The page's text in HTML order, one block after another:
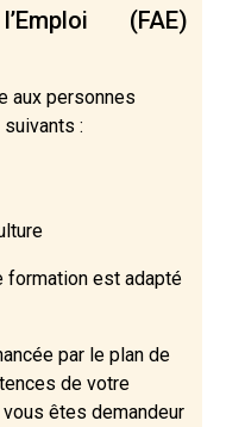
(FAE)
aux personnes
:
formation est adapté
par le plan de
de votre
êtes demandeur